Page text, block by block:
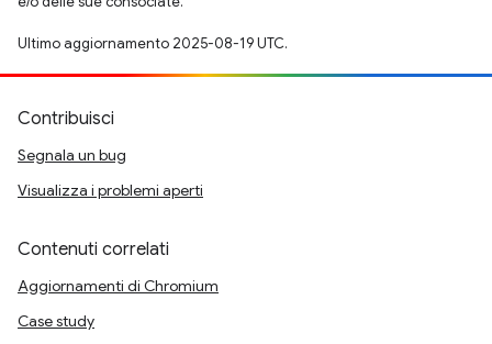
Ultimo aggiornamento 2025-08-19 UTC.
Contribuisci
Segnala un bug
Visualizza i problemi aperti
Contenuti correlati
Aggiornamenti di Chromium
Case study